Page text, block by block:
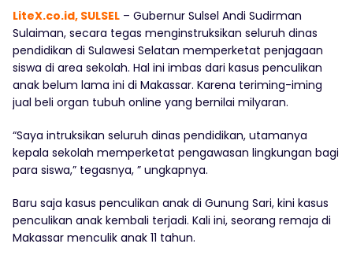
LiteX.co.id, SULSEL – Gubernur Sulsel Andi Sudirman
Sulaiman, secara tegas menginstruksikan seluruh dinas
pendidikan di Sulawesi Selatan memperketat penjagaan
siswa di area sekolah. Hal ini imbas dari kasus penculikan
anak belum lama ini di Makassar. Karena teriming-iming
jual beli organ tubuh online yang bernilai milyaran.
“Saya intruksikan seluruh dinas pendidikan, utamanya
kepala sekolah memperketat pengawasan lingkungan bagi
para siswa,” tegasnya, ” ungkapnya.
Baru saja kasus penculikan anak di Gunung Sari, kini kasus
penculikan anak kembali terjadi. Kali ini, seorang remaja di
Makassar menculik anak 11 tahun.